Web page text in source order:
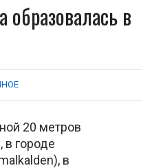
образовалась в
20 метров
в городе
в